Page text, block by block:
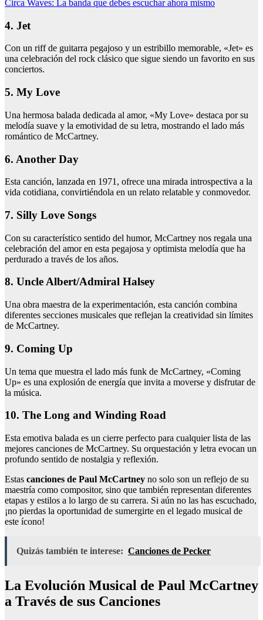
Circa Waves: La banda que debes escuchar ahora mismo
4. Jet
Con un riff de guitarra pegajoso y un estribillo memorable, «Jet» es
una celebración del rock clásico que sigue siendo un favorito en sus
conciertos.
5. My Love
Una hermosa balada dedicada al amor, «My Love» destaca por su
melodía suave y la emotividad de su letra, mostrando el lado más
romántico de McCartney.
6. Another Day
Esta canción, lanzada en 1971, ofrece una mirada introspectiva a la
vida cotidiana, convirtiéndola en un relato relatable y conmovedor.
7. Silly Love Songs
Con su característico sentido del humor, McCartney nos regala una
celebración del amor en esta pegajosa y optimista melodía que ha
perdurado a través de los años.
8. Uncle Albert/Admiral Halsey
Una obra maestra de la experimentación, esta canción combina
diferentes secciones musicales que reflejan la creatividad sin límites
de McCartney.
9. Coming Up
Un tema que muestra el lado más funk de McCartney, «Coming
Up» es una explosión de energía que invita a moverse y disfrutar de
la música.
10. The Long and Winding Road
Esta emotiva balada es un cierre perfecto para cualquier lista de las
mejores canciones de McCartney. Su orquestación y letra evocan un
profundo sentido de nostalgia y reflexión.
Estas canciones de Paul McCartney no solo son un reflejo de su
maestría como compositor, sino que también representan diferentes
etapas y estilos a lo largo de su carrera. Si aún no las has escuchado,
¡no pierdas la oportunidad de sumergirte en el legado musical de
este ícono!
Quizás también te interese: Canciones de Pecker
La Evolución Musical de Paul McCartney
a Través de sus Canciones